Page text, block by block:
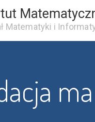
Matematyki i